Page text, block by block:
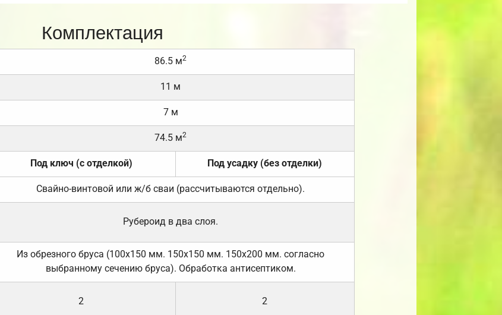
Комплектация
86.5 м2
11 м
7 м
74.5 м2
Под ключ (с отделкой) Под усадку (без отделки)
Свайно-винтовой или ж/б сваи (рассчитываются отдельно).
Рубероид в два слоя.
Из обрезного бруса (100х150 мм. 150х150 мм. 150х200 мм. согласно
выбранному сечению бруса). Обработка антисептиком.
2 2